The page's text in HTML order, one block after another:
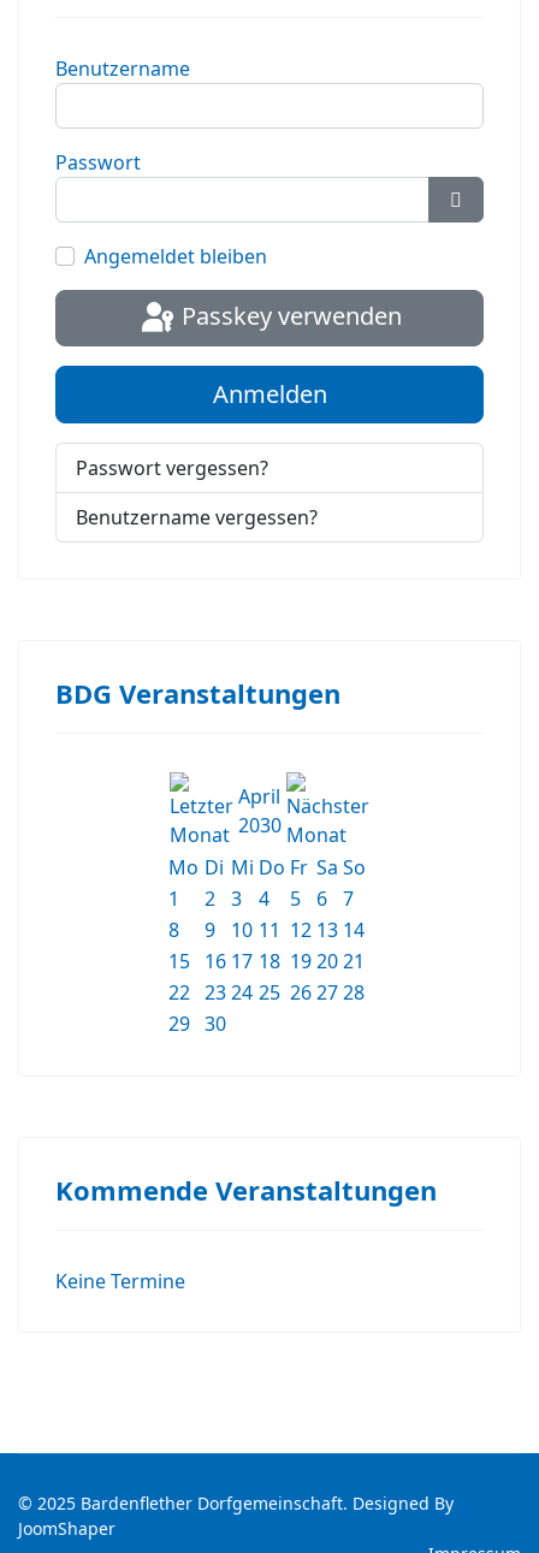
Benutzername
Passwort
Angemeldet bleiben
Passkey verwenden
Anmelden
Passwort vergessen?
Benutzername vergessen?
BDG Veranstaltungen
April
2030
Mo Di Mi Do Fr Sa So
1
2 3 4 5 6 7
8
9 10 11 12 13 14
15 16 17 18 192021
22 2324 25 262728
29 30
Kommende Veranstaltungen
Keine Termine
© 2025 Bardenflether Dorfgemeinschaft. Designed By
JoomShaper